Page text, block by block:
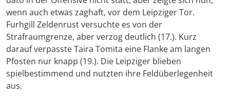
wenn auch etwas zaghaft, vor dem Leipziger Tor.
Furhgill Zeldenrust versuchte es von der
Strafraumgrenze, aber verzog deutlich (17.). Kurz
darauf verpasste Taira Tomita eine Flanke am langen
Pfosten nur knapp (19.). Die Leipziger blieben
spielbestimmend und nutzten ihre Feldüberlegenheit
aus.